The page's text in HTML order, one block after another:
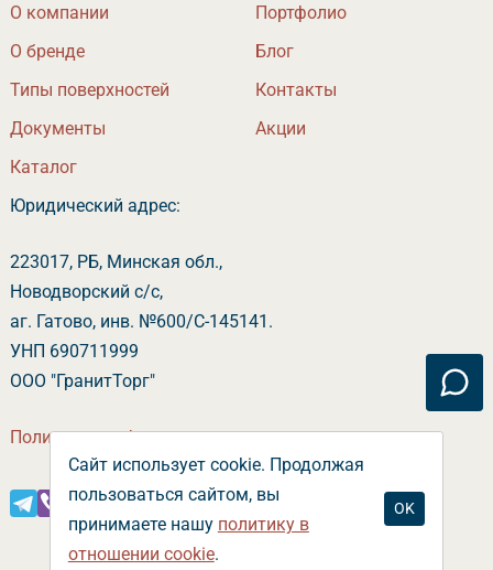
О компании
О бренде
Типы поверхностей
Документы
Катало
Портфолио
Бло
Контакты
Акции
Юридический адрес:
223017, РБ, Минская обл.,
Новодворский с/с,
аг. Гатово, инв. №600/С-145141.
УНП 690711999
ООО "ГранитТорг"
Политика конфиденциальности
Сайт использует cookie. Продолжая
пользоваться сайтом, вы
принимаете нашу политику
отношении cookie.
OK